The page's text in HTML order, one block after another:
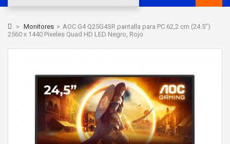
> Monitores > AOC G4 Q25G4SR pantalla para PC 62,2 cm (24.5")
2560 x 1440 Pixeles Quad HD LED Negro, Rojo